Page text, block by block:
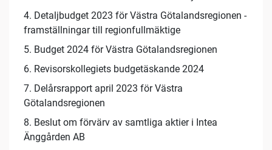
4. Detaljbudget 2023 för Västra Götalandsregionen -
framställningar till regionfullmäktige
5. Budget 2024 för Västra Götalandsregionen
6. Revisorskollegiets budgetäskande 2024
7. Delårsrapport april 2023 för Västra
Götalandsregionen
8. Beslut om förvärv av samtliga aktier i Intea
Änggården AB